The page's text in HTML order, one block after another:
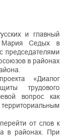
и главный
Мария Седых в
в районах
«Диалог
трудового
вопрос как
от слов к
в районах. При